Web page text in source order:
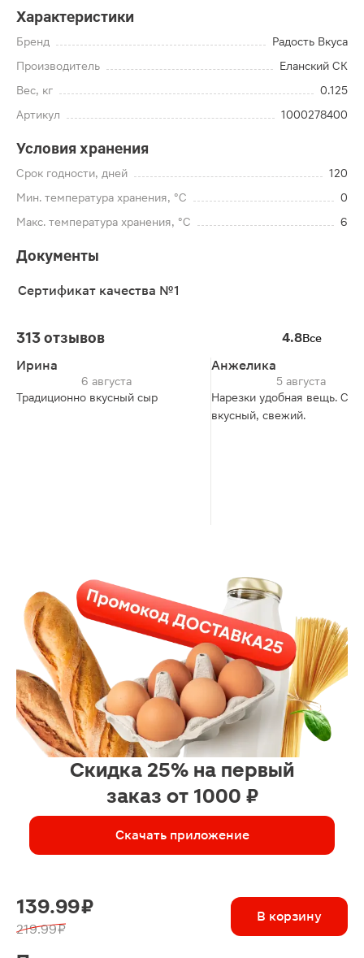
Характеристики
Бренд
Радость Вкуса
Производитель
Еланский СК
Вес, кг
0.125
Артикул
1000278400
Условия хранения
Срок годности, дней
120
Мин. температура хранения, °C
0
Макс. температура хранения, °C
6
Документы
Сертификат качества №1
313 отзывов 4.8Все
Ирина
6 августа
Традиционно вкусный сыр
Анжелика
5 августа
Нарезки удобная вещь. Сыр
вкусный, свежий.
Скидка 25% на первый
заказ от 1000 ₽
Скачать приложение
139.99 ₽
219.99 ₽
В корзину